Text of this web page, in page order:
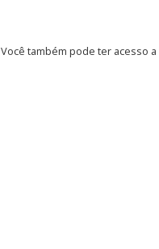
Você também pode ter acesso